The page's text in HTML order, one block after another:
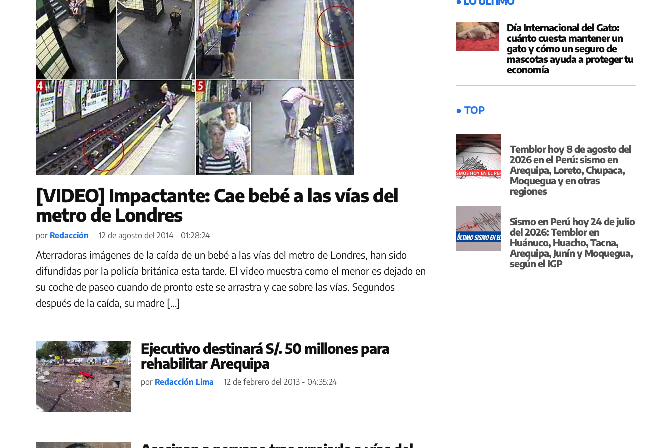
[VIDEO] Impactante: Cae bebé a las vías del
metro de Londres
por Redacción 12 de agosto del 2014 - 01:28:24
Aterradoras imágenes de la caída de un bebé a las vías del metro de Londres, han sido
difundidas por la policía británica esta tarde. El video muestra como el menor es dejado en
su coche de paseo cuando de pronto este se arrastra y cae sobre las vías. Segundos
después de la caída, su madre […]
Ejecutivo destinará S/. 50 millones para
rehabilitar Arequipa
por Redacción Lima 12 de febrero del 2013 - 04:35:24
Día Internacional del Gato:
cuánto cuesta mantener un
gato y cómo un seguro de
mascotas ayuda a proteger tu
economía
● TOP
Temblor hoy 8 de agosto del
2026 en el Perú: sismo en
Arequipa, Loreto, Chupaca,
Moquegua y en otras
regiones
Sismo en Perú hoy 24 de julio
del 2026: Temblor en
Huánuco, Huacho, Tacna,
Arequipa, Junín y Moquegua,
según el IGP